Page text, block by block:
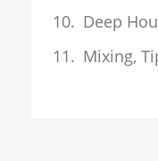
Deep
Mixing,